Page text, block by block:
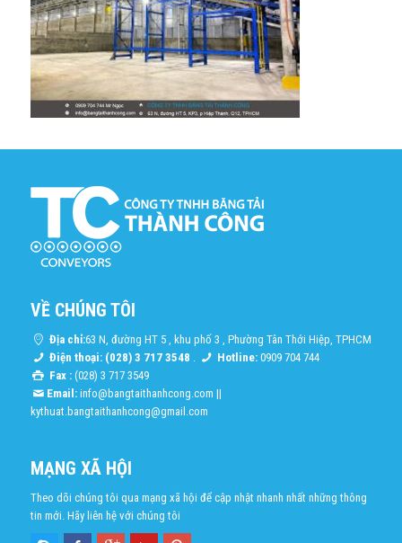
VỀ CHÚNG TÔI
Địa chỉ:63 N, đường HT 5 , khu phố 3 , Phường Tân Thới Hiệp, TPHCM
Điện thoại: (028) 3 717 3548 . Hotline: 0909 704 744
Fax :(028) 3 717 3549
Email: info@bangtaithanhcong.com ||
kythuat.bangtaithanhcong@gmail.com
MẠNG XÃ HỘI
Theo dõi chúng tôi qua mạng xã hội để cập nhật nhanh nhất những thông
tin mới. Hãy liên hệ với chúng tôi